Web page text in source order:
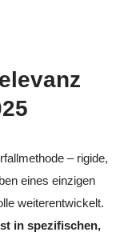
– rigide,
eines einzigen
weiterentwickelt.
in spezifischen,